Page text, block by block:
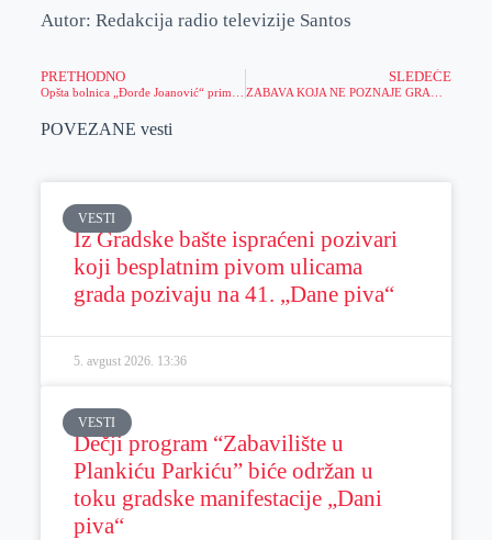
Autor: Redakcija radio televizije Santos
PRETHODNO SLEDEĆE
POVEZANE vesti
VESTI
Iz Gradske bašte ispraćeni pozivari
koji besplatnim pivom ulicama
grada pozivaju na 41. „Dane piva“
5. avgust 2026. 13:36
VESTI
Dečji program “Zabavilište u
Plankiću Parkiću” biće održan u
toku gradske manifestacije „Dani
piva“